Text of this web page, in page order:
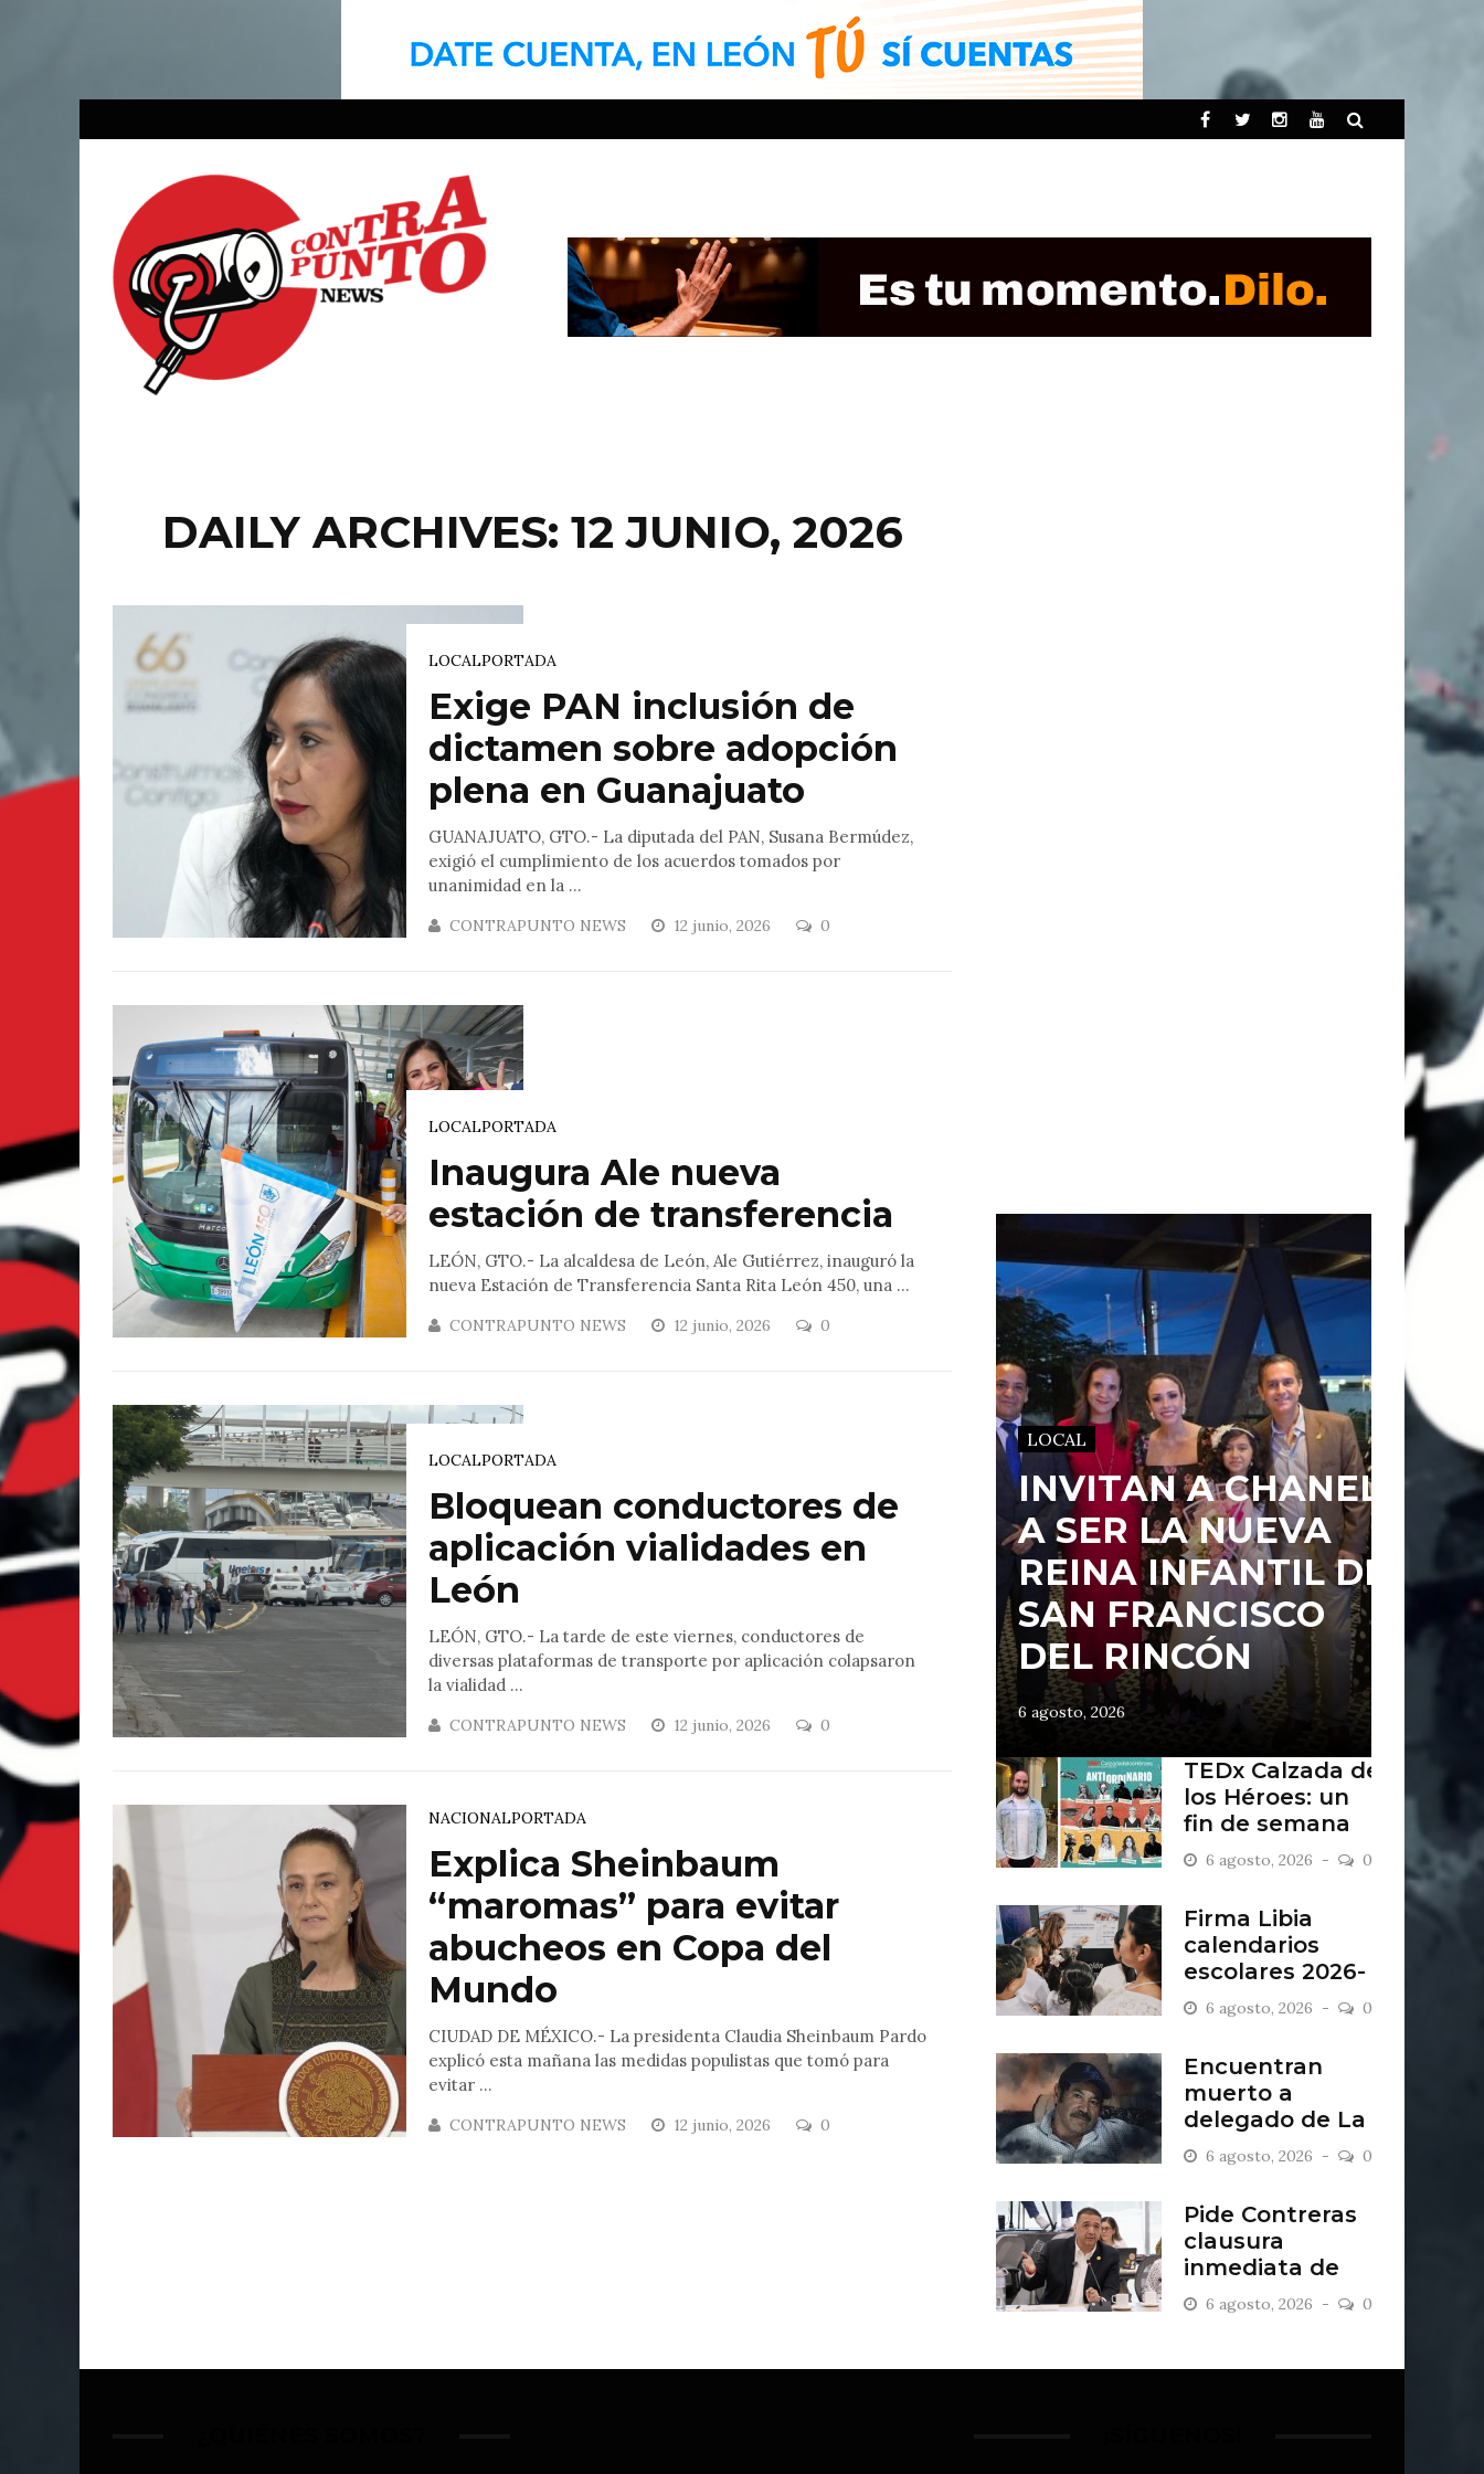
DAILY ARCHIVES: 12 JUNIO, 2026
LOCALPORTADA
Exige PAN inclusión de
dictamen sobre adopción
plena en Guanajuato
GUANAJUATO, GTO.- La diputada del PAN, Susana Bermúdez,
exigió el cumplimiento de los acuerdos tomados por
unanimidad en la ...
CONTRAPUNTO NEWS 12 junio, 2026 0
LOCALPORTADA
Inaugura Ale nueva
estación de transferencia
LEÓN, GTO.- La alcaldesa de León, Ale Gutiérrez, inauguró la
nueva Estación de Transferencia Santa Rita León 450, una ...
CONTRAPUNTO NEWS 12 junio, 2026 0
LOCALPORTADA
Bloquean conductores de
aplicación vialidades en
León
LEÓN, GTO.- La tarde de este viernes, conductores de
diversas plataformas de transporte por aplicación colapsaron
la vialidad ...
CONTRAPUNTO NEWS 12 junio, 2026 0
NACIONALPORTADA
Explica Sheinbaum
“maromas” para evitar
abucheos en Copa del
Mundo
CIUDAD DE MÉXICO.- La presidenta Claudia Sheinbaum Pardo
explicó esta mañana las medidas populistas que tomó para
evitar ...
CONTRAPUNTO NEWS 12 junio, 2026 0
LOCAL
INVITAN A CHANEL
A SER LA NUEVA
REINA INFANTIL DE
SAN FRANCISCO
DEL RINCÓN
6 agosto, 2026
TEDx Calzada de
los Héroes: un
fin de semana
“Antiordinario”
en León
6 agosto, 2026 0
Firma Libia
calendarios
escolares 2026-
2027
6 agosto, 2026 0
Encuentran
muerto a
delegado de La
Sandía
6 agosto, 2026 0
Pide Contreras
clausura
inmediata de
escombrera “Los
Lopez”
6 agosto, 2026 0